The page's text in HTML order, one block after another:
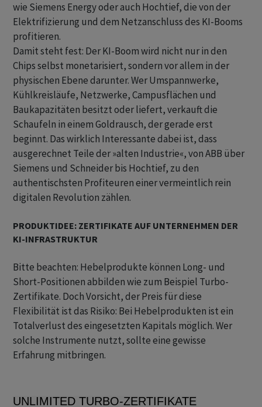
wie Siemens Energy oder auch Hochtief, die von der
Elektrifizierung und dem Netzanschluss des KI-Booms
profitieren.
Damit steht fest: Der KI-Boom wird nicht nur in den
Chips selbst monetarisiert, sondern vor allem in der
physischen Ebene darunter. Wer Umspannwerke,
Kühlkreisläufe, Netzwerke, Campusflächen und
Baukapazitäten besitzt oder liefert, verkauft die
Schaufeln in einem Goldrausch, der gerade erst
beginnt. Das wirklich Interessante dabei ist, dass
ausgerechnet Teile der »alten Industrie«, von ABB über
Siemens und Schneider bis Hochtief, zu den
authentischsten Profiteuren einer vermeintlich rein
digitalen Revolution zählen.
PRODUKTIDEE: ZERTIFIKATE AUF UNTERNEHMEN DER
KI-INFRASTRUKTUR
Bitte beachten: Hebelprodukte können Long- und
Short-Positionen abbilden wie zum Beispiel Turbo-
Zertifikate. Doch Vorsicht, der Preis für diese
Flexibilität ist das Risiko: Bei Hebelprodukten ist ein
Totalverlust des eingesetzten Kapitals möglich. Wer
solche Instrumente nutzt, sollte eine gewisse
Erfahrung mitbringen.
UNLIMITED TURBO-ZERTIFIKATE